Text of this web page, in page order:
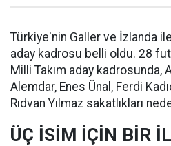
Türkiye'nin Galler ve İzlanda
aday kadrosu belli oldu. 28
Milli Takım aday kadrosunda,
Alemdar, Enes Ünal, Ferdi
Rıdvan Yılmaz sakatlıkları
ÜÇ İSİM İÇİN BİR